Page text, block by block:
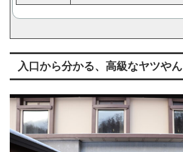
入口から分かる、高級なヤツやん